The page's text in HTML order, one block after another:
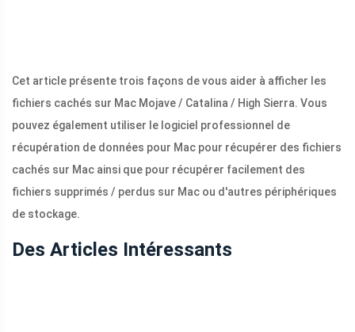
Cet article présente trois façons de vous aider à afficher les
fichiers cachés sur Mac Mojave / Catalina / High Sierra. Vous
pouvez également utiliser le logiciel professionnel de
récupération de données pour Mac pour récupérer des fichiers
cachés sur Mac ainsi que pour récupérer facilement des
fichiers supprimés / perdus sur Mac ou d'autres périphériques
de stockage.
Des Articles Intéressants